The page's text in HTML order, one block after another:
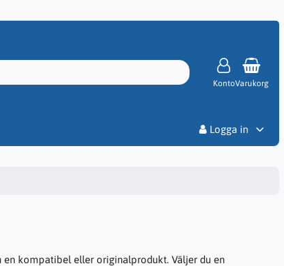
KontoVarukorg
Logga in
en kompatibel eller originalprodukt. Väljer du en